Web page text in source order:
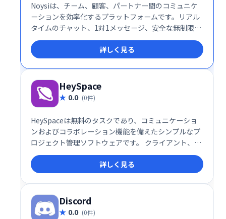
Noysiは、チーム、顧客、パートナー間のコミュニケ
ーションを効率化するプラットフォームです。リアル
タイムのチャット、1対1メッセージ、安全な無制限ク
ラウドストレージ、高度なタスクマネージャーなどを
提供。ビデオ通話、画面共有、ファイル共有にも対応
し、プロジェクトの整理や進捗管理をスムーズに行え
ます。アプリ連携機能も備え、既存ツールとの統合も
容易です。チーム、部門、プロジェクト単位での整理
も可能です。
詳しく見る
HeySpace
0.0 (0件)
HeySpaceは無料のタスクであり、コミュニケーショ
ンおよびコラボレーション機能を備えたシンプルなプ
ロジェクト管理ソフトウェアです。 クライアント、ベ
ンダー、従業員とプロジェクトを調整および整理する
ことにより、エンゲージメント、満足度、透明性を高
めます。
詳しく見る
Discord
0.0 (0件)